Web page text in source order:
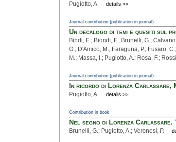
Pugiotto, A. details >>
Journal contribution (publication in journal)
Un decalogo di temi e quesiti sul
Bindi, E.; Biondi, F.; Brunelli, G.;
G.; D'Amico, M.; Faraguna, P.; Fusaro,
M.; Massa, I.; Pugiotto, A.; Rosa, F.;
Journal contribution (publication in journal)
In ricordo di Lorenza
Pugiotto, A. details >>
Contribution in book
Nel segno di Lorenza Carlassare.
Brunelli, G.; Pugiotto, A.; Veronesi, P.